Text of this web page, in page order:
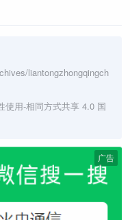
liantongzhongqingch
使用-相同方式共享 4.0 国
广告